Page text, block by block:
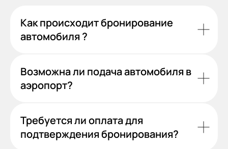
Как происходит бронирование
автомобиля ?
Возможна ли подача автомобиля в
аэропорт?
Требуется ли оплата для
подтверждения бронирования?